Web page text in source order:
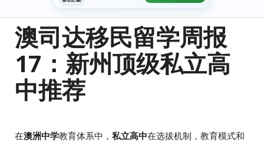
澳司达移民留学周报
17：新州顶级私立高
中推荐
在澳洲中学教育体系中， 私立高中在选拔机制，教育模式和